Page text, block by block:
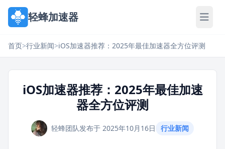
轻蜂加速器
首页>行业新闻>iOS加速器推荐：2025年最佳加速器全方位评测
iOS加速器推荐：2025年最佳加速
器全方位评测
轻蜂团队发布于 2025年10月16日 行业新闻